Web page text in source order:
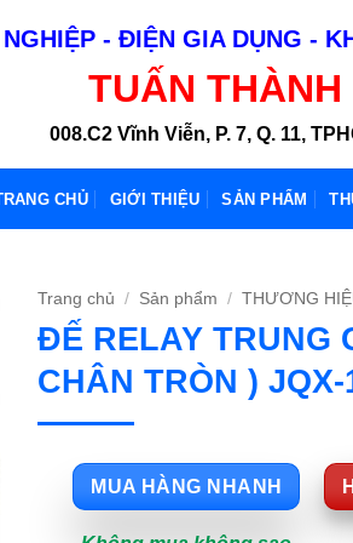
- ĐIỆN GIA DỤNG -
TUẤN THÀNH
008.C2 Vĩnh Viễn, P. 7, Q. 11,
CHỦ GIỚI THIỆU SẢN PHẨM
Trang chủ / Sản phẩm / THƯƠNG
ĐẾ RELAY TRUNG
CHÂN TRÒN )
MUA HÀNG NHANH